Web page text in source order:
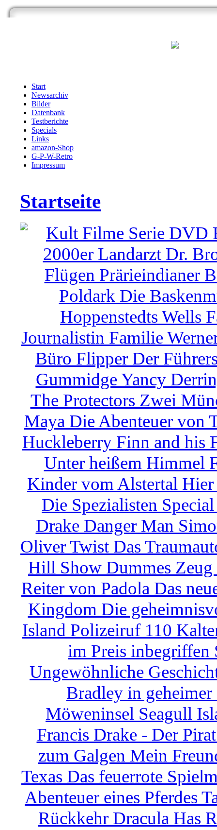
Start
Newsarchiv
Bilder
Datenbank
Testberichte
Specials
Links
amazon-Shop
G-P-W-Retro
Impressum
Startseite